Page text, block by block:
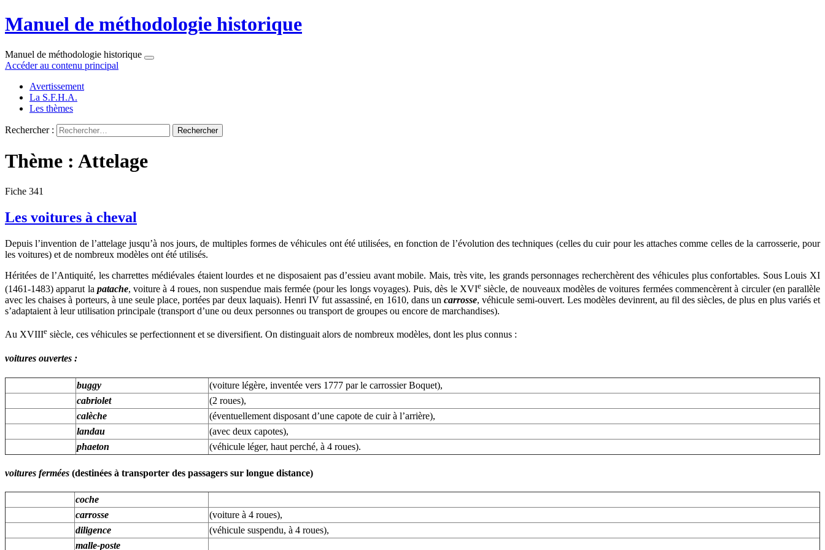
Manuel de méthodologie historique
Manuel de méthodologie historique
Accéder au contenu principal
Avertissement
La S.F.H.A.
Les thèmes
Rechercher :
Thème : Attelage
Fiche 341
Les voitures à cheval
Depuis l’invention de l’attelage jusqu’à nos jours, de multiples formes de véhicules ont été utilisées, en fonction de l’évolution des techniques (celles du cuir pour les attaches comme celles de la carrosserie, pour
les voitures) et de nombreux modèles ont été utilisés.
Héritées de l’Antiquité, les charrettes médiévales étaient lourdes et ne disposaient pas d’essieu avant mobile. Mais, très vite, les grands personnages recherchèrent des véhicules plus confortables. Sous Louis XI
(1461-1483) apparut la patache, voiture à 4 roues, non suspendue mais fermée (pour les longs voyages). Puis, dès le XVIesiècle, de nouveaux modèles de voitures fermées commencèrent à circuler (en parallèle
avec les chaises à porteurs, à une seule place, portées par deux laquais). Henri IV fut assassiné, en 1610, dans un carrosse, véhicule semi-ouvert. Les modèles devinrent, au fil des siècles, de plus en plus variés et
s’adaptaient à leur utilisation principale (transport d’une ou deux personnes ou transport de groupes ou encore de marchandises).
Au XVIIIe siècle, ces véhicules se perfectionnent et se diversifient. On distinguait alors de nombreux modèles, dont les plus connus :
voitures ouvertes :
buggy
(voiture légère, inventée vers 1777 par le carrossier Boquet),
cabriolet
(2 roues),
calèche
(éventuellement disposant d’une capote de cuir à l’arrière),
landau
(avec deux capotes),
phaeton
(véhicule léger, haut perché, à 4 roues).
voitures fermées (destinées à transporter des passagers sur longue distance)
coche
carrosse
(voiture à 4 roues),
diligence
(véhicule suspendu, à 4 roues),
malle-poste